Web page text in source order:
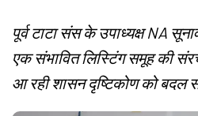
पूर्व टाटा संस के उपाध्यक्ष NA
एक संभावित लिस्टिंग समूह की
आ रही शासन दृष्टिकोण को बदल